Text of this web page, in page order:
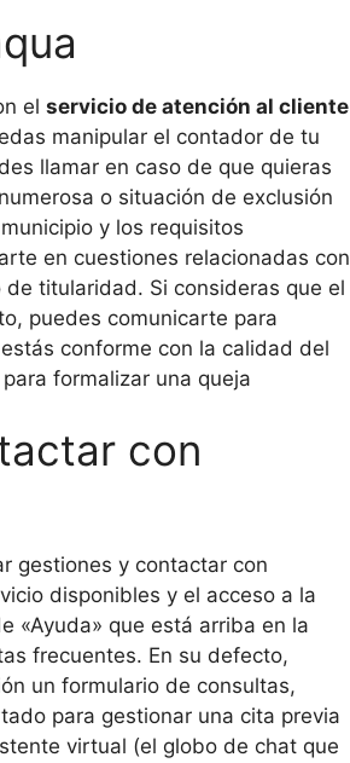
el servicio de atención al cliente
manipular el contador de tu
llamar en caso de que quieras
o situación de exclusión
y los requisitos
en cuestiones relacionadas con
titularidad. Si consideras que el
puedes comunicarte para
conforme con la calidad del
formalizar una queja
con
gestiones y contactar con
disponibles y el acceso a la
«Ayuda» que está arriba en la
frecuentes. En su defecto,
un formulario de consultas,
para gestionar una cita previa
virtual (el globo de chat que